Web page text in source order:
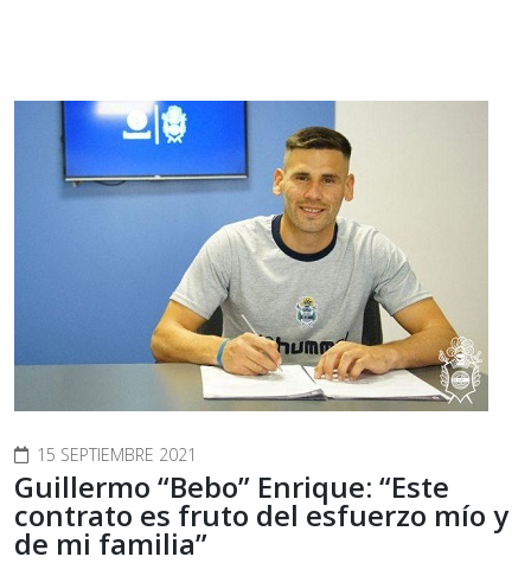
15 SEPTIEMBRE 2021
Guillermo “Bebo” Enrique: “Este
contrato es fruto del esfuerzo mío y
de mi familia”